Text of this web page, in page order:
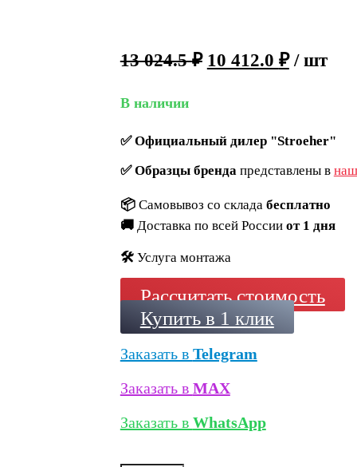
13 024.5₽ 10 412.0 ₽ / шт
В наличии
✅Официальный дилер "Stroeher"
✅Образцы брендапредставлены в
📦 Самовывоз со склада бесплатно
🚚 Доставка по всей России от 1 дня
🛠️ Услуга монтажа
Рассчитать стоимость
Купить в 1 клик
Заказать в Telegram
Заказать в MAX
Заказать в WhatsApp